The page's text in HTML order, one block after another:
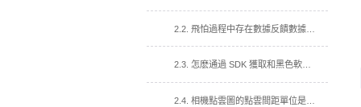
2.2. 飛怕過程中存在數據反饋數據慢,達不到介紹幀率?
2.3. 怎麽通過 SDK 獲取和黑色軟件一樣的彩色深度圖？
2.4. 相機點雲圖的點雲間距單位是什麽？